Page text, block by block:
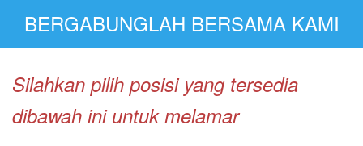
BERGABUNGLAH BERSAMA KAMI
Silahkan pilih posisi yang tersedia
dibawah ini untuk melamar